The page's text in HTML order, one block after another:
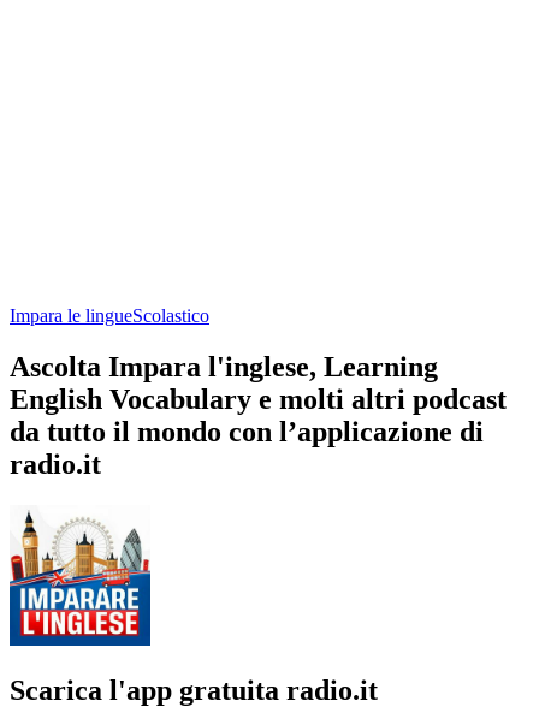
Impara le lingueScolastico
Ascolta Impara l'inglese, Learning
English Vocabulary e molti altri podcast
da tutto il mondo con l’applicazione di
radio.it
Scarica l'app gratuita radio.it